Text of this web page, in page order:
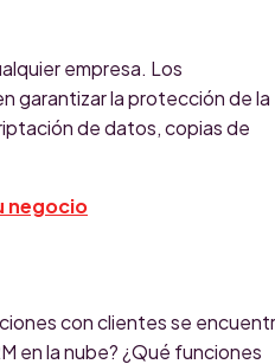
empresa. Los
garantizar la protección de la
de datos, copias de
negocio
con clientes se
en la nube? ¿Qué funciones